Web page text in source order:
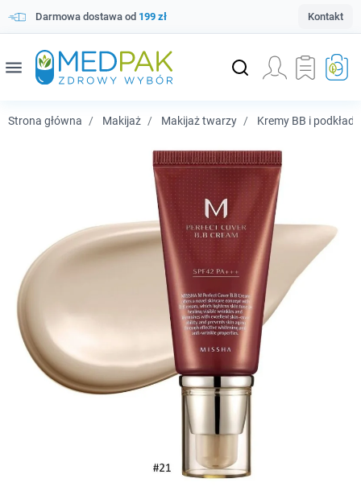
Darmowa dostawa od 199 zł Kontakt
menu
Strona główna Makijaż Makijaż twarzy Kremy BB i podkłady